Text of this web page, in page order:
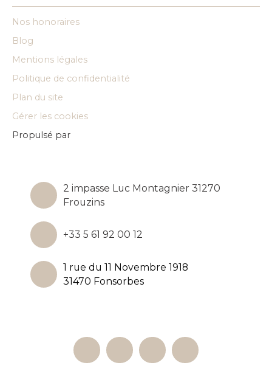
Nos honoraires
Blog
Mentions légales
Politique de confidentialité
Plan du site
Gérer les cookies
Propulsé par
2 impasse Luc Montagnier 31270
Frouzins
+33 5 61 92 00 12
1 rue du 11 Novembre 1918
31470 Fonsorbes